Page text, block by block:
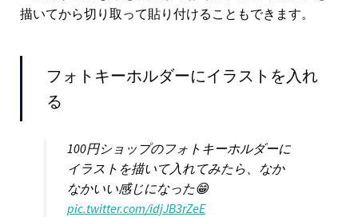
描いてから切り取って貼り付けることもできます。
フォトキーホルダーにイラストを入れ
る
100円ショップのフォトキーホルダーに
イラストを描いて入れてみたら、なか
なかいい感じになった😁
pic.twitter.com/idjJB3rZeE